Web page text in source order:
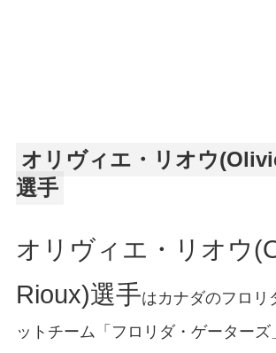
オリヴィエ・リオウ
選手
オリヴィエ・リオウ
Rioux)選手はカナダのフロリ
ットチーム「フロリダ・ゲーターズ